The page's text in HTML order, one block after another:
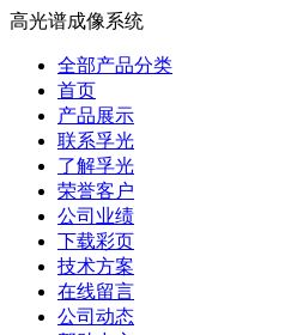
高光谱成像系统
全部产品分类
首页
产品展示
联系孚光
了解孚光
荣誉客户
公司业绩
下载彩页
技术方案
在线留言
公司动态